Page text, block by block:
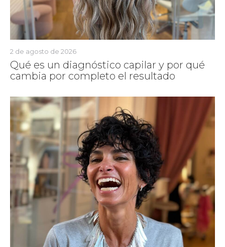
2 de agosto de 2026
Qué es un diagnóstico capilar y por qué
cambia por completo el resultado